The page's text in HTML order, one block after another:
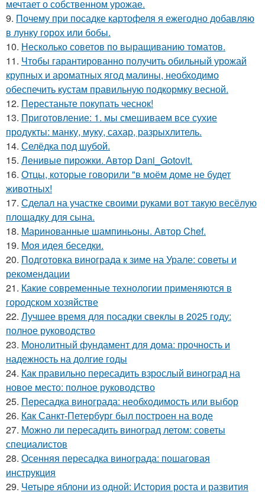
мечтает о собственном урожае.
9. Почему при посадке картофеля я ежегодно добавляю
в лунку горох или бобы.
10. Несколько советов по выращиванию томатов.
11. Чтобы гарантированно получить обильный урожай
крупных и ароматных ягод малины, необходимо
обеспечить кустам правильную подкормку весной.
12. Перестаньте покупать чеснок!
13. Приготовление: 1. мы смешиваем все сухие
продукты: манку, муку, сахар, разрыхлитель.
14. Селёдка под шубой.
15. Ленивые пирожки. Автор Dani_Gotovit.
16. Отцы, которые говорили "в моём доме не будет
животных!
17. Сделал на участке своими руками вот такую весёлую
площадку для сына.
18. Маринованные шампиньоны. Автор Chef.
19. Моя идея беседки.
20. Подготовка винограда к зиме на Урале: советы и
рекомендации
21. Какие современные технологии применяются в
городском хозяйстве
22. Лучшее время для посадки свеклы в 2025 году:
полное руководство
23. Монолитный фундамент для дома: прочность и
надежность на долгие годы
24. Как правильно пересадить взрослый виноград на
новое место: полное руководство
25. Пересадка винограда: необходимость или выбор
26. Как Санкт-Петербург был построен на воде
27. Можно ли пересадить виноград летом: советы
специалистов
28. Осенняя пересадка винограда: пошаговая
инструкция
29. Четыре яблони из одной: История роста и развития